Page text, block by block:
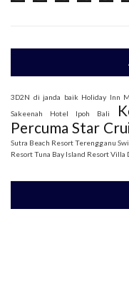
3D2N di janda baik Holiday Inn
Sakeenah
Hotel Ipoh Bali
Percuma Star
Sutra Beach Resort Terengganu
ResortTuna Bay Island ResortVilla